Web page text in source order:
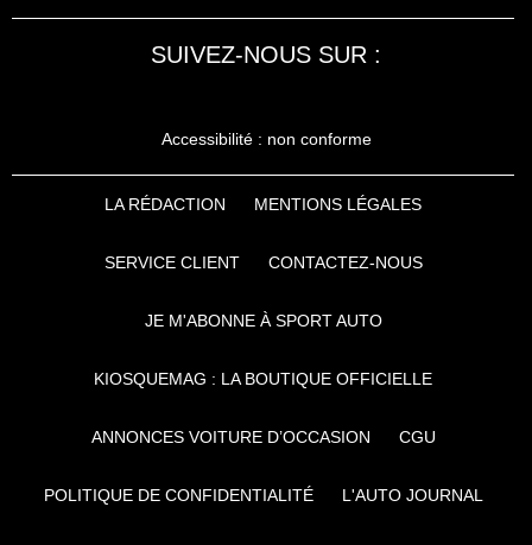
SUIVEZ-NOUS SUR :
Accessibilité : non conforme
LA RÉDACTION MENTIONS LÉGALES
SERVICE CLIENT CONTACTEZ-NOUS
JE M'ABONNE À SPORT AUTO
KIOSQUEMAG : LA BOUTIQUE OFFICIELLE
ANNONCES VOITURE D’OCCASION CGU
POLITIQUE DE CONFIDENTIALITÉ L'AUTO JOURNAL